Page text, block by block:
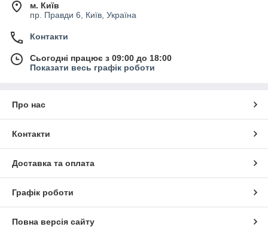
м. Київ
пр. Правди 6, Київ, Україна
Контакти
Сьогодні працює з 09:00 до 18:00
Показати весь графік роботи
Про нас
Контакти
Доставка та оплата
Графік роботи
Повна версія сайту